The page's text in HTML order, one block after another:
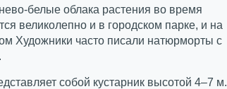
белые облака растения во время
великолепно и в городском парке, и на
Художники часто писали натюрморты с
собой кустарник высотой 4–7 м.